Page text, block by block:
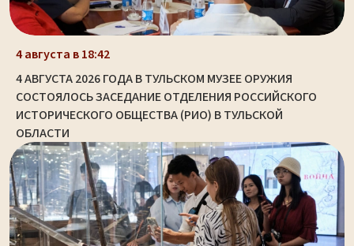
4 августа в 18:42
4 АВГУСТА 2026 ГОДА В ТУЛЬСКОМ МУЗЕЕ ОРУЖИЯ
СОСТОЯЛОСЬ ЗАСЕДАНИЕ ОТДЕЛЕНИЯ РОССИЙСКОГО
ИСТОРИЧЕСКОГО ОБЩЕСТВА (РИО) В ТУЛЬСКОЙ
ОБЛАСТИ